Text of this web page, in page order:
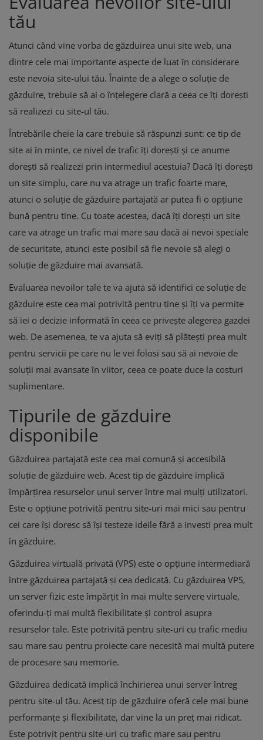
tău
Atunci când vine vorba de găzduirea unui site web, una
dintre cele mai importante aspecte de luat în considerare
este nevoia site-ului tău. Înainte de a alege o soluție de
găzduire, trebuie să ai o înțelegere clară a ceea ce îți dorești
să realizezi cu site-ul tău.
Întrebările cheie la care trebuie să răspunzi sunt: ce tip de
site ai în minte, ce nivel de trafic îți dorești și ce anume
dorești să realizezi prin intermediul acestuia? Dacă îți dorești
un site simplu, care nu va atrage un trafic foarte mare,
atunci o soluție de găzduire partajată ar putea fi o opțiune
bună pentru tine. Cu toate acestea, dacă îți dorești un site
care va atrage un trafic mai mare sau dacă ai nevoi speciale
de securitate, atunci este posibil să fie nevoie să alegi o
soluție de găzduire mai avansată.
Evaluarea nevoilor tale te va ajuta să identifici ce soluție de
găzduire este cea mai potrivită pentru tine și îți va permite
să iei o decizie informată în ceea ce privește alegerea gazdei
web. De asemenea, te va ajuta să eviți să plătești prea mult
pentru servicii pe care nu le vei folosi sau să ai nevoie de
soluții mai avansate în viitor, ceea ce poate duce la costuri
suplimentare.
Tipurile de găzduire
disponibile
Găzduirea partajată este cea mai comună și accesibilă
soluție de găzduire web. Acest tip de găzduire implică
împărțirea resurselor unui server între mai mulți utilizatori.
Este o opțiune potrivită pentru site-uri mai mici sau pentru
cei care își doresc să își testeze ideile fără a investi prea mult
în găzduire.
Găzduirea virtuală privată (VPS) este o opțiune intermediară
între găzduirea partajată și cea dedicată. Cu găzduirea VPS,
un server fizic este împărțit în mai multe servere virtuale,
oferindu-ți mai multă flexibilitate și control asupra
resurselor tale. Este potrivită pentru site-uri cu trafic mediu
sau mare sau pentru proiecte care necesită mai multă putere
de procesare sau memorie.
Găzduirea dedicată implică închirierea unui server întreg
pentru site-ul tău. Acest tip de găzduire oferă cele mai bune
performanțe și flexibilitate, dar vine la un preț mai ridicat.
Este potrivit pentru site-uri cu trafic mare sau pentru